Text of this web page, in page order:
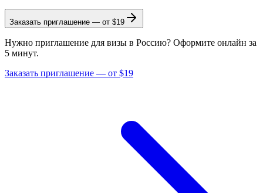
Заказать приглашение — от $19
Нужно приглашение для визы в Россию? Оформите онлайн за
5 минут.
Заказать приглашение — от $19